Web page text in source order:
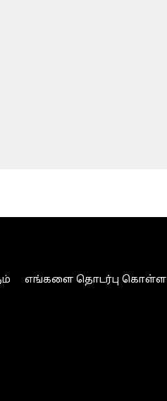
எங்களை தொடர்பு கொள்ள